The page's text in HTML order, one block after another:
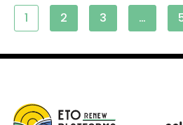
1 2 3 …